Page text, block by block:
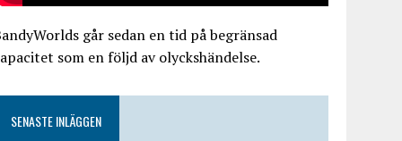
går sedan en tid på begränsad
som en följd av olyckshändelse.
SENASTE INLÄGGEN